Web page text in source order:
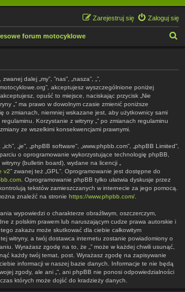
Zaloguj się
Zarejestruj się
forum motocyklowe
dalej „my”, ”nas”, „nasza”, „”,
akceptujesz wyszczególnione poniżej
opuść to miejsce, naciskając przycisk „Nie
„” ma prawo w dowolnym czasie zmienić poniższe
o zmianach, niemniej wskazane jest, aby użytkownicy sami
Korzystanie z witryny „” po zmianach regulaminu
ze wszelkimi konsekwencjami prawnymi.
„je”, „phpBB software”, „www.phpbb.com”, „phpBB Limited”,
o oprogramowanie wykorzystujące technologię phpBB,
(bulletin board), wydane na licencji „
v2” zwanej też „GPL”. Oprogramowanie jest dostępne do
. Oprogramowanie phpBB tylko ułatwia dyskusje przez
tekstów zamieszczanych w internecie za jego pomocą.
znaleźć na stronie https://www.phpbb.com/
wypowiedzi o charakterze obraźliwym, oszczerczym,
z polskim prawem lub naruszającym cudze prawa autorskie i
zakazu może skutkować dla ciebie całkowitym
witryny, a twój dostawca internetu zostanie powiadomiony o
Wyrażasz zgodę na to, że „” może w każdej chwili usunąć,
każdy twój temat, post. Wyrażasz zgodę na zapisywanie
informacji w naszej bazie danych. Informacje te nie będą
zgody, ale ani „”, ani phpBB nie ponosi odpowiedzialności
których może dojść do kradzieży danych.